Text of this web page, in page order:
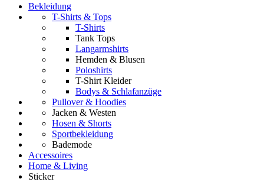
Bekleidung
T-Shirts & Tops
T-Shirts
Tank Tops
Langarmshirts
Hemden & Blusen
Poloshirts
T-Shirt Kleider
Bodys & Schlafanzüge
Pullover & Hoodies
Jacken & Westen
Hosen & Shorts
Sportbekleidung
Bademode
Accessoires
Home & Living
Sticker